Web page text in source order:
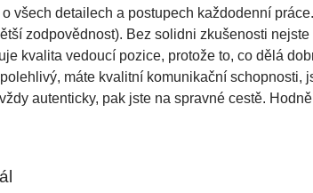
všech detailech a postupech každodenní
zodpovědnost). Bez solidni zkušenosti
kvalita vedoucí pozice, protože to, co dělá
máte kvalitní komunikační schopnosti,
autenticky, pak jste na spravné cestě.